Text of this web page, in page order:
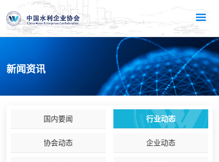
新闻资讯
国内要闻 行业动态
协会动态 企业动态